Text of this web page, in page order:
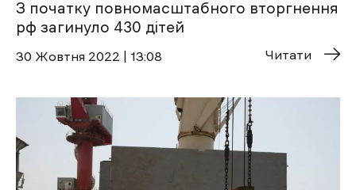
З початку повномасштабного вторгнення
рф загинуло 430 дітей
30 Жовтня 2022 | 13:08 Читати